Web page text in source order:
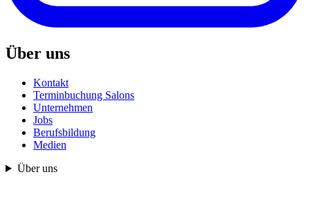
Über uns
Kontakt
Terminbuchung Salons
Unternehmen
Jobs
Berufsbildung
Medien
Über uns